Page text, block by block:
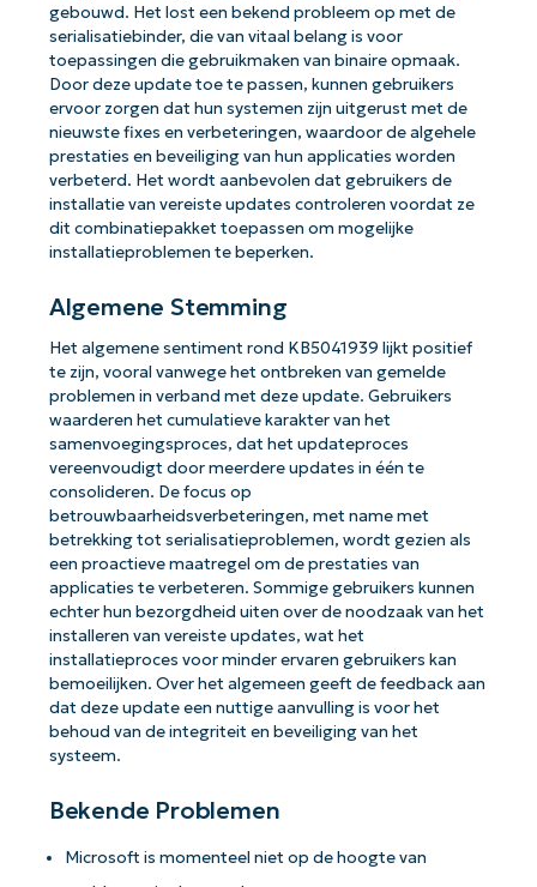
gebouwd. Het lost een bekend probleem op met de
serialisatiebinder, die van vitaal belang is voor
toepassingen die gebruikmaken van binaire opmaak.
Door deze update toe te passen, kunnen gebruikers
ervoor zorgen dat hun systemen zijn uitgerust met de
nieuwste fixes en verbeteringen, waardoor de algehele
prestaties en beveiliging van hun applicaties worden
verbeterd. Het wordt aanbevolen dat gebruikers de
installatie van vereiste updates controleren voordat ze
dit combinatiepakket toepassen om mogelijke
installatieproblemen te beperken.
Algemene Stemming
Het algemene sentiment rond KB5041939 lijkt positief
te zijn, vooral vanwege het ontbreken van gemelde
problemen in verband met deze update. Gebruikers
waarderen het cumulatieve karakter van het
samenvoegingsproces, dat het updateproces
vereenvoudigt door meerdere updates in één te
consolideren. De focus op
betrouwbaarheidsverbeteringen, met name met
betrekking tot serialisatieproblemen, wordt gezien als
een proactieve maatregel om de prestaties van
applicaties te verbeteren. Sommige gebruikers kunnen
echter hun bezorgdheid uiten over de noodzaak van het
installeren van vereiste updates, wat het
installatieproces voor minder ervaren gebruikers kan
bemoeilijken. Over het algemeen geeft de feedback aan
dat deze update een nuttige aanvulling is voor het
behoud van de integriteit en beveiliging van het
systeem.
Bekende Problemen
Microsoft is momenteel niet op de hoogte van